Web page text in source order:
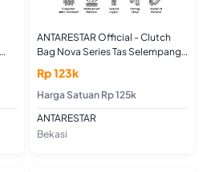
ANTARESTAR Official - Clutch
Bag Nova Series Tas Selempang
Pria wanita Sling Bag Handbag
Rp 123k
Harga Satuan Rp 125k
ANTARESTAR
Bekasi